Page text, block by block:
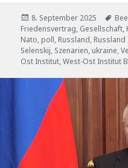
Veröffentlicht
am
8. September 2025
Friedensvertrag, Gesellschaft,
Nato, poll, Russland, Russland
Selenskij, Szenarien, ukraine,
Ost Institut,West-Ost Institut